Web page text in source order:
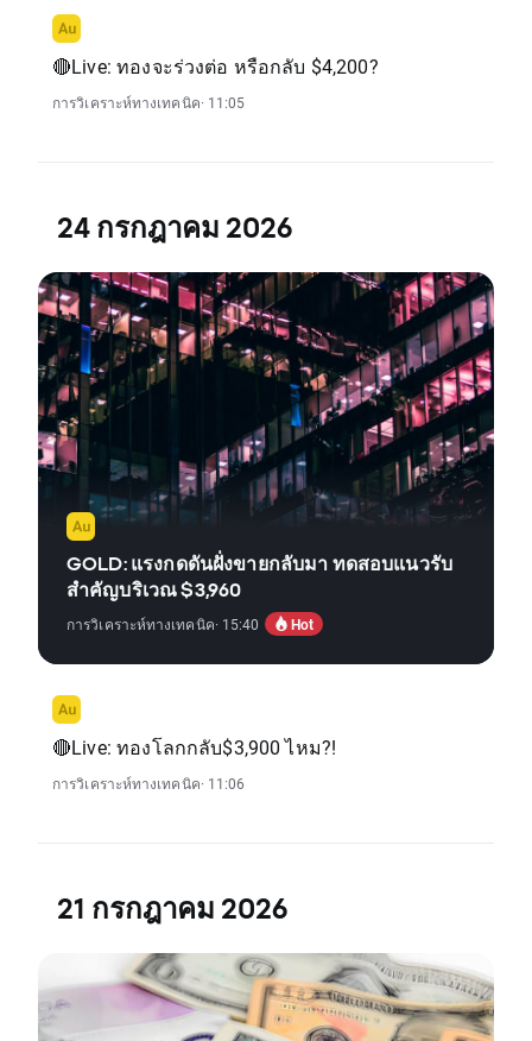
🔴Live: ทองจะร่วงต่อ หรือกลับ $4,200?
การวิเคราะห์ทางเทคนิค· 11:05
24 กรกฎาคม 2026
GOLD: แรงกดดันฝั่งขายกลับมา ทดสอบแนวรับ
สำคัญบริเวณ $3,960
การวิเคราะห์ทางเทคนิค· 15:40 Hot
🔴Live: ทองโลกกลับ$3,900 ไหม?!
การวิเคราะห์ทางเทคนิค· 11:06
21 กรกฎาคม 2026